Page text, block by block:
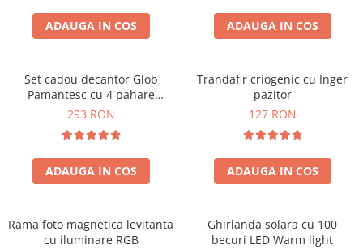
Cadouri Fete
Pentru Copilul din tine
Cadouri de Casa Noua
Cadouri Majorat
Cadouri pentru Nasi
Cadouri pentru Bunici
Cadouri pentru Prieteni
Cel ce are tot
Cani si Termosuri
Jocuri si Puzzle
Seturi de caligrafie
Cadouri Sfantul Alexandru
Cadouri Constantin si Elena
Cadouri Sfanta Maria
Cadouri Sfintii Mihail si Gavriil
ADAUGA IN COS ADAUGA IN COS
Set cadou decantor Glob
Pamantesc cu 4 pahare
Deluxe
293 RON
ADAUGA IN COS
Trandafir criogenic cu Inger
pazitor
127 RON
ADAUGA IN COS
Rama foto magnetica levitanta
cu iluminare RGB
Ghirlanda solara cu 100
becuri LED Warm light